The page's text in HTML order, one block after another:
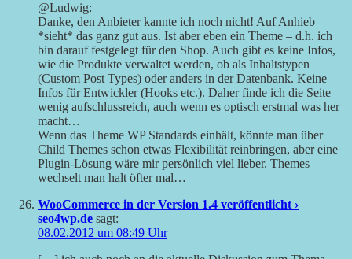
@Ludwig:
Danke, den Anbieter kannte ich noch nicht! Auf Anhieb
*sieht* das ganz gut aus. Ist aber eben ein Theme – d.h. ich
bin darauf festgelegt für den Shop. Auch gibt es keine Infos,
wie die Produkte verwaltet werden, ob als Inhaltstypen
(Custom Post Types) oder anders in der Datenbank. Keine
Infos für Entwickler (Hooks etc.). Daher finde ich die Seite
wenig aufschlussreich, auch wenn es optisch erstmal was her
macht…
Wenn das Theme WP Standards einhält, könnte man über
Child Themes schon etwas Flexibilität reinbringen, aber eine
Plugin-Lösung wäre mir persönlich viel lieber. Themes
wechselt man halt öfter mal…
WooCommerce in der Version 1.4 veröffentlicht ›
seo4wp.de sagt:
08.02.2012 um 08:49 Uhr